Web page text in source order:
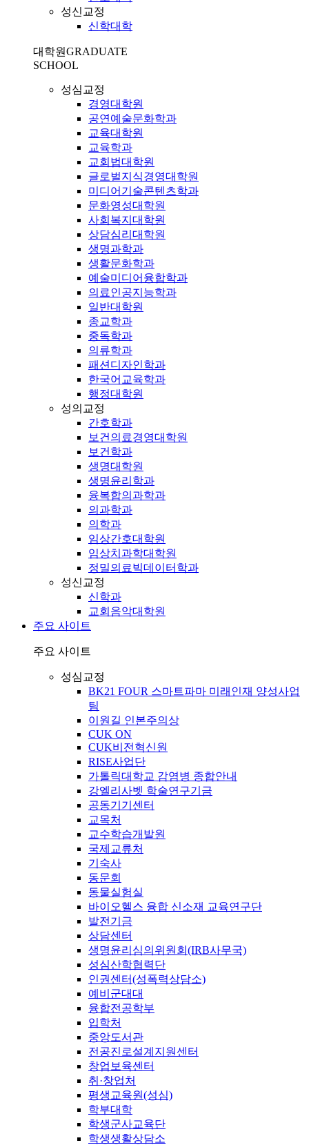
성신교정
신학대학
대학원GRADUATE
SCHOOL
성심교정
경영대학원
공연예술문화학과
교육대학원
교육학과
교회법대학원
글로벌지식경영대학원
미디어기술콘텐츠학과
문화영성대학원
사회복지대학원
상담심리대학원
생명과학과
생활문화학과
예술미디어융합학과
의료인공지능학과
일반대학원
종교학과
중독학과
의류학과
패션디자인학과
한국어교육학과
행정대학원
성의교정
간호학과
보건의료경영대학원
보건학과
생명대학원
생명윤리학과
융복합의과학과
의과학과
의학과
임상간호대학원
임상치과학대학원
정밀의료빅데이터학과
성신교정
신학과
교회음악대학원
주요 사이트
주요 사이트
성심교정
BK21 FOUR 스마트파마 미래인재 양성사업
팀
이원길 인본주의상
CUK ON
CUK비전혁신원
RISE사업단
가톨릭대학교 감염병 종합안내
강엘리사벳 학술연구기금
공동기기센터
교목처
교수학습개발원
국제교류처
기숙사
동문회
동물실험실
바이오헬스 융합 신소재 교육연구단
발전기금
상담센터
생명윤리심의위원회(IRB사무국)
성심산학협력단
인권센터(성폭력상담소)
예비군대대
융합전공학부
입학처
중앙도서관
전공진로설계지원센터
창업보육센터
취·창업처
평생교육원(성심)
학부대학
학생군사교육단
학생생활상담소